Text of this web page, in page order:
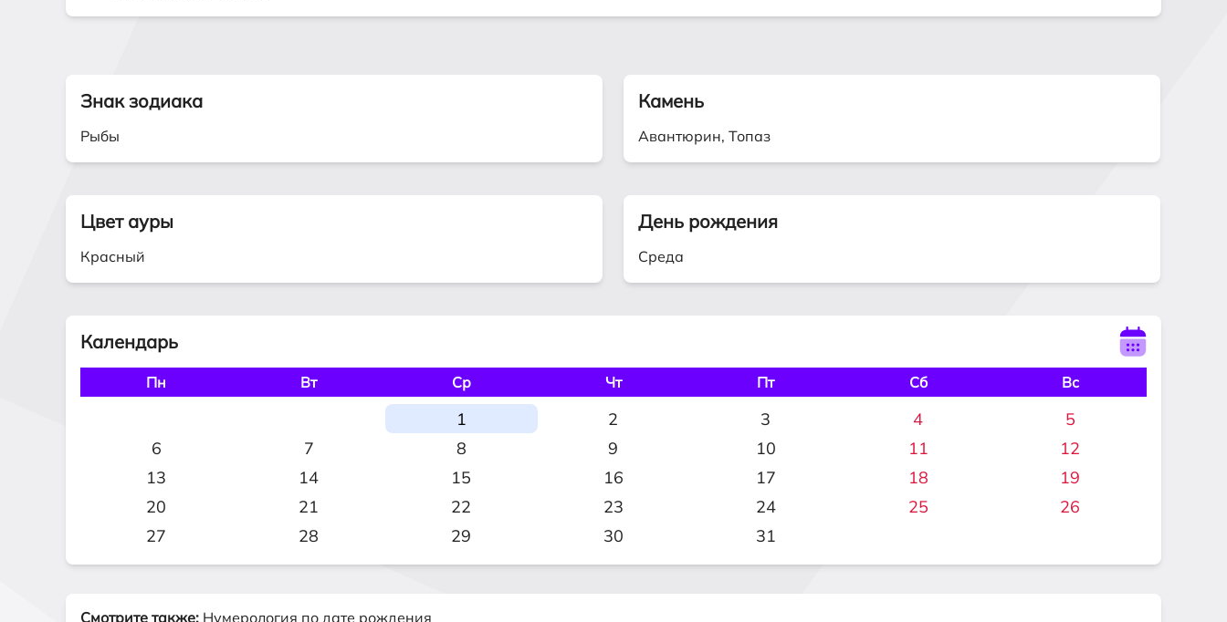
Знак зодиака
Рыбы
Камень
Авантюрин, Топаз
Цвет ауры
Красный
День рождения
Среда
Календарь
Пн Вт Ср Чт Пт Сб Вс
1 2 3 4
5
6
7 8 9 10 11
12
13
14 15 16 17 18
19
20
21 22 23 24 25
26
27
28 29 30 31
Смотрите также: Нумерология по дате рождения